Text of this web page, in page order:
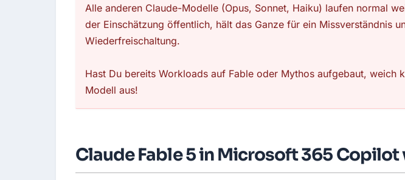
Alle anderen Claude-Modelle (Opus, Sonnet, Haiku) laufen normal
der Einschätzung öffentlich, hält das Ganze für ein Missverständnis
Wiederfreischaltung.
Hast Du bereits Workloads auf Fable oder Mythos aufgebaut, weich
Modell aus!
Claude Fable 5 in Microsoft 365